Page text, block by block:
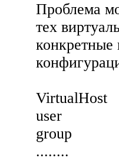
Проблема
тех
конкретные
VirtualHost
user
group
........